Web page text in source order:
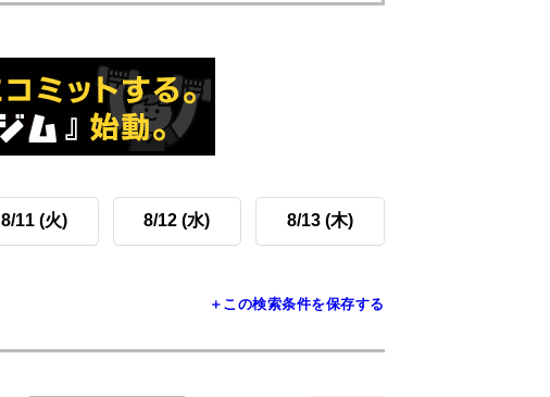
8/11 (火) 8/12 (水) 8/13 (木)
＋この検索条件を保存する